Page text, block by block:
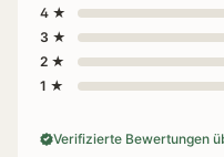
4 ★
3 ★
2 ★
1 ★
Verifizierte Bewertungen